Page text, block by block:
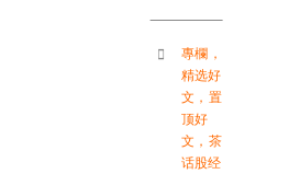
專欄 ，
精选好
文 ， 置
顶好
文 ， 茶
话股经